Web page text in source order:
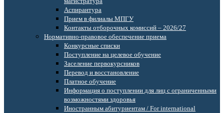
Аспирантура
Прием в филиалы МПГУ
Контакты отборочных комиссий – 2026/27
Нормативно-правовое обеспечение приема
Конкурсные списки
Поступление на целевое обучение
Заселение первокурсников
Перевод и восстановление
Платное обучение
Информация о поступлении для лиц с ограниченными
возможностями здоровья
Иностранным абитуриентам / For international